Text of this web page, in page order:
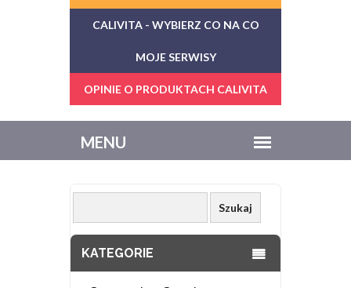
CALIVITA - WYBIERZ CO NA CO
MOJE SERWISY
OPINIE O PRODUKTACH CALIVITA
KATEGORIE